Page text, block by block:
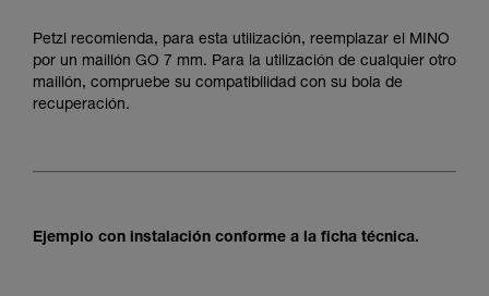
Petzl recomienda, para esta utilización, reemplazar el MINO
por un maillón GO 7 mm. Para la utilización de cualquier otro
maillón, compruebe su compatibilidad con su bola de
recuperación.
Ejemplo con instalación conforme a la ficha técnica.